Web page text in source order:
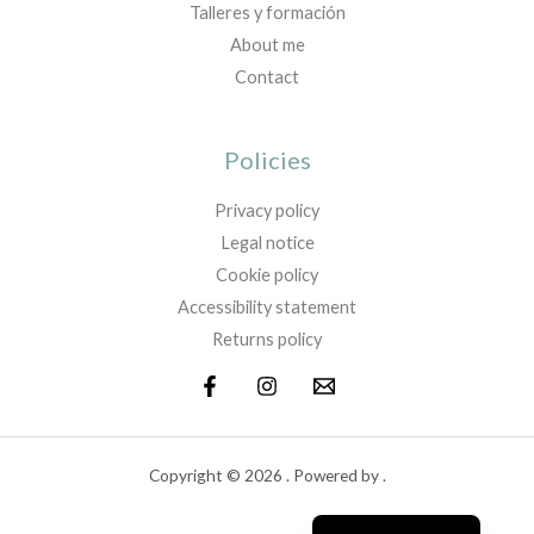
Talleres y formación
About me
Contact
Policies
Privacy policy
Legal notice
Cookie policy
Accessibility statement
Returns policy
Copyright © 2026 . Powered by .